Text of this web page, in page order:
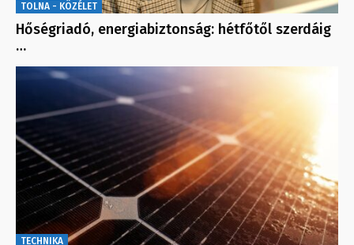
TOLNA - KÖZÉLET
Hőségriadó, energiabiztonság: hétfőtől szerdáig
…
TECHNIKA